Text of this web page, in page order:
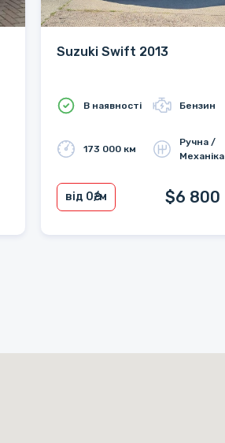
Suzuki Swift 2013
В наявності Бензин
173 000 км
Ручна /
Механіка
від 0₴/м $6 800